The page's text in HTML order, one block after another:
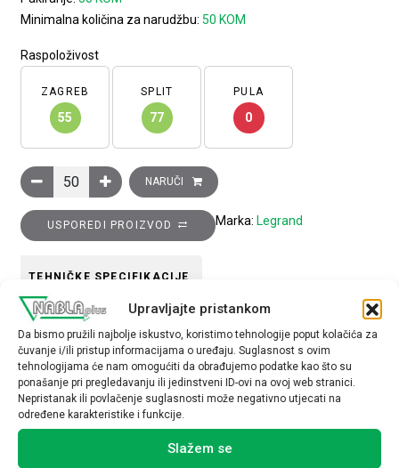
Upravljajte pristankom
Da bismo pružili najbolje iskustvo, koristimo tehnologije poput kolačića za
čuvanje i/ili pristup informacijama o uređaju. Suglasnost s ovim
tehnologijama će nam omogućiti da obrađujemo podatke kao što su
ponašanje pri pregledavanju ili jedinstveni ID-ovi na ovoj web stranici.
Nepristanak ili povlačenje suglasnosti može negativno utjecati na
određene karakteristike i funkcije.
Slažem se
Minimalna količina za narudžbu: 50 KOM
Raspoloživost
ZAGREB
55
SPLIT
77
PULA
0
Okvir nosivi, talijanski standard, 4M količina
NARUČI
USPOREDI PROIZVOD Marka: Legrand
TEHNIČKE SPECIFIKACIJE
Povezani proizvodi